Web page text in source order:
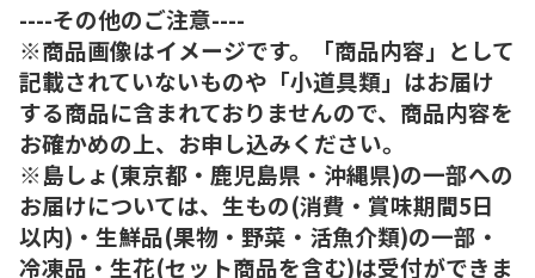
----その他のご注意----
※商品画像はイメージです。「商品内容」として
記載されていないものや「小道具類」はお届け
する商品に含まれておりませんので、商品内容を
お確かめの上、お申し込みください。
※島しょ(東京都・鹿児島県・沖縄県)の一部への
お届けについては、生もの(消費・賞味期間5日
以内)・生鮮品(果物・野菜・活魚介類)の一部・
冷凍品・生花(セット商品を含む)は受付ができま